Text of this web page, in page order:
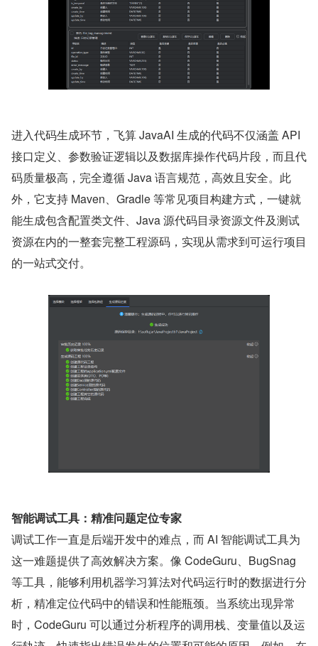
进入代码生成环节，飞算 JavaAI 生成的代码不仅涵盖 API
接口定义、参数验证逻辑以及数据库操作代码片段，而且代
码质量极高，完全遵循 Java 语言规范，高效且安全。此
外，它支持 Maven、Gradle 等常见项目构建方式，一键就
能生成包含配置类文件、Java 源代码目录资源文件及测试
资源在内的一整套完整工程源码，实现从需求到可运行项目
的一站式交付。
智能调试工具：精准问题定位专家
调试工作一直是后端开发中的难点，而 AI 智能调试工具为
这一难题提供了高效解决方案。像 CodeGuru、BugSnag
等工具，能够利用机器学习算法对代码运行时的数据进行分
析，精准定位代码中的错误和性能瓶颈。当系统出现异常
时，CodeGuru 可以通过分析程序的调用栈、变量值以及运